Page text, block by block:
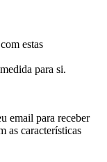
estas
para si.
email para receber
as características